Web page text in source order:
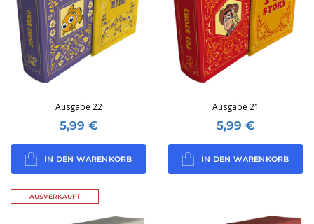
Ausgabe 22
5,99 €
IN DEN WARENKORB
Ausgabe 21
5,99 €
IN DEN WARENKORB
AUSVERKAUFT